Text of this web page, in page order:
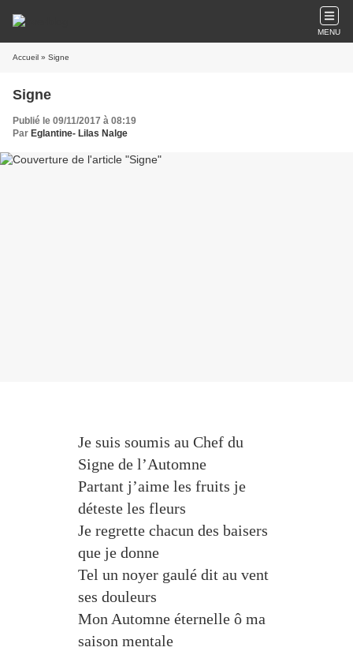
MENU
Accueil » Signe
Signe
Publié le 09/11/2017 à 08:19
Par Eglantine- Lilas Nalge
Je suis soumis au Chef du
Signe de l’Automne
Partant j’aime les fruits je
déteste les fleurs
Je regrette chacun des baisers
que je donne
Tel un noyer gaulé dit au vent
ses douleurs
Mon Automne éternelle ô ma
saison mentale